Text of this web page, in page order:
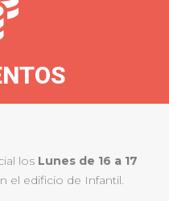
los Lunes de 16 a 17
el edificio de Infantil.